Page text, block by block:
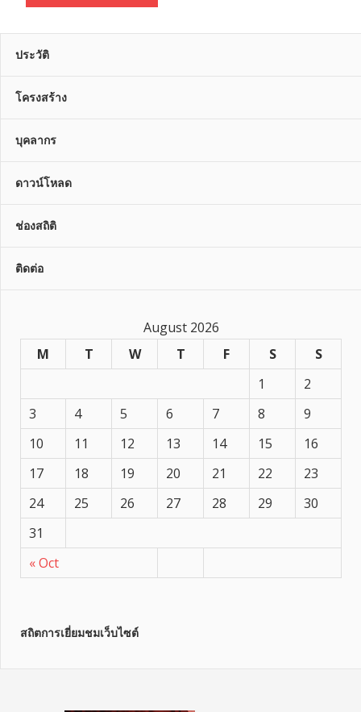
ประวัติ
โครงสร้าง
บุคลากร
ดาวน์โหลด
ช่องสถิติ
ติดต่อ
August 2026
M
T W T F S S
« Oct
1
2
3
4 5 6 7 8
9
10
11 12 13 14 15
16
17
18 19 20 21 22
23
24
25 26 27 28 29
30
31
สถิตการเยี่ยมชมเว็บไซต์